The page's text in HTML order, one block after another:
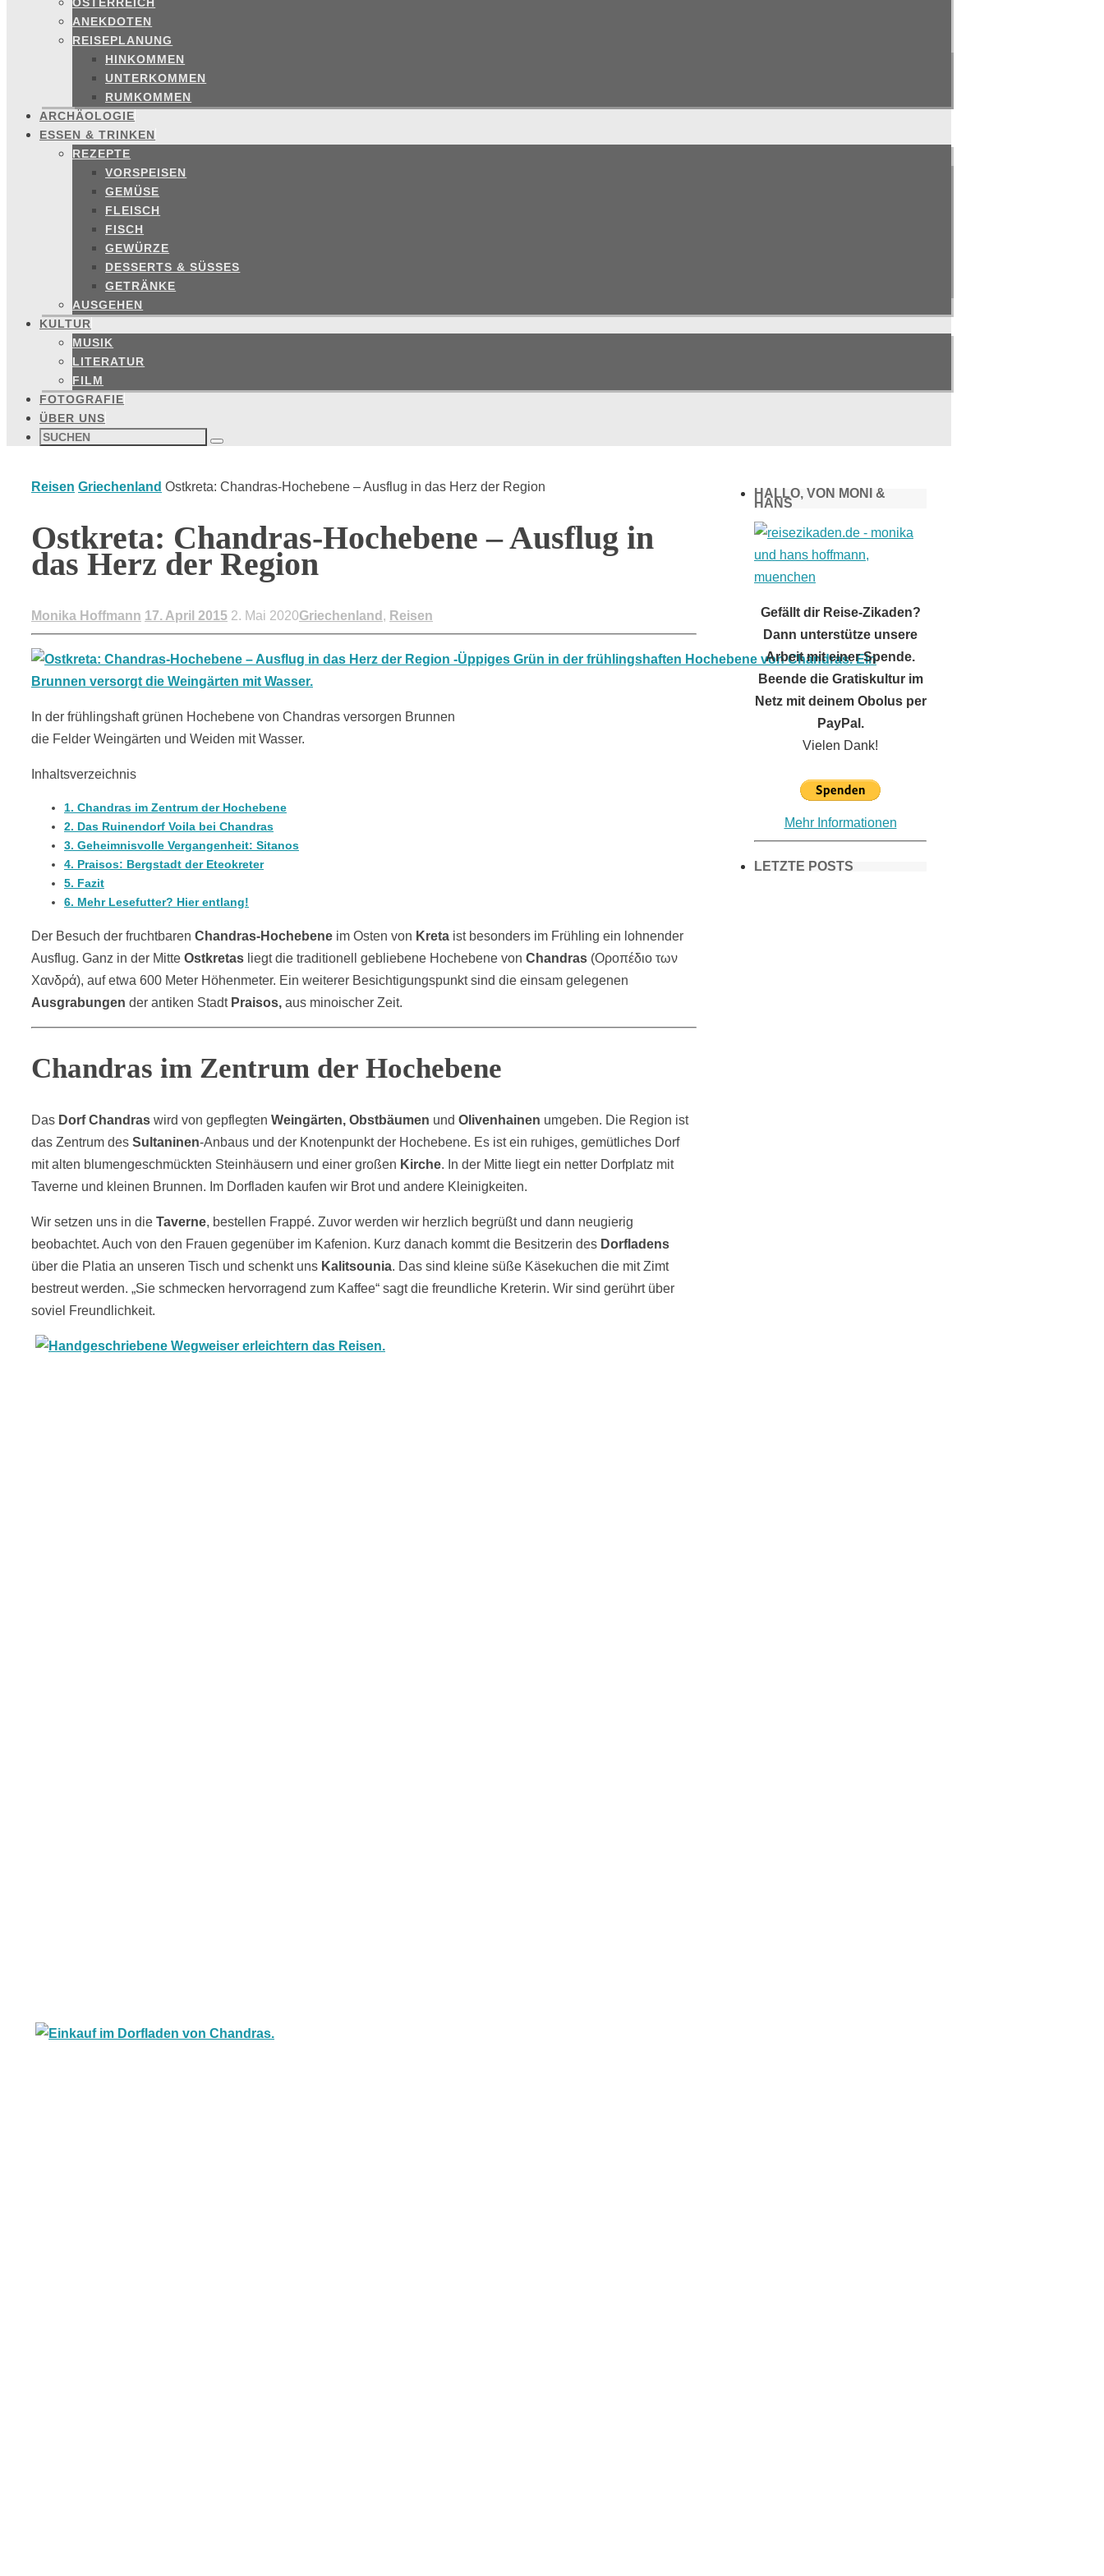
ANEKDOTEN
REISEPLANUNG
HINKOMMEN
UNTERKOMMEN
RUMKOMMEN
ARCHÄOLOGIE
ESSEN & TRINKEN
REZEPTE
VORSPEISEN
GEMÜSE
FLEISCH
FISCH
GEWÜRZE
DESSERTS & SÜSSES
GETRÄNKE
AUSGEHEN
KULTUR
MUSIK
LITERATUR
FILM
FOTOGRAFIE
ÜBER UNS
Suchen
nach: Suchen
Start
Reisen Griechenland Ostkreta: Chandras-Hochebene – Ausflug in das Herz der Region
Ostkreta: Chandras-Hochebene – Ausflug in
das Herz der Region
Monika Hoffmann 17. April 2015 2. Mai 2020Griechenland , Reisen
In der frühlingshaft grünen Hochebene von Chandras versorgen Brunnen
die Felder Weingärten und Weiden mit Wasser.
Inhaltsverzeichnis
1. Chandras im Zentrum der Hochebene
2. Das Ruinendorf Voila bei Chandras
3. Geheimnisvolle Vergangenheit: Sitanos
4. Praisos: Bergstadt der Eteokreter
5. Fazit
6. Mehr Lesefutter? Hier entlang!
Der Besuch der fruchtbaren Chandras-Hochebene im Osten von Kreta ist besonders im Frühling ein lohnender
Ausflug. Ganz in der Mitte Ostkretas liegt die traditionell gebliebene Hochebene von Chandras (Oροπέδιο των
Χανδρά), auf etwa 600 Meter Höhenmeter. Ein weiterer Besichtigungspunkt sind die einsam gelegenen
Ausgrabungen der antiken Stadt Praisos, aus minoischer Zeit.
Chandras im Zentrum der Hochebene
Das Dorf Chandras wird von gepflegten Weingärten, Obstbäumen und Olivenhainen umgeben. Die Region ist
das Zentrum des Sultaninen-Anbaus und der Knotenpunkt der Hochebene. Es ist ein ruhiges, gemütliches Dorf
mit alten blumengeschmückten Steinhäusern und einer großen Kirche. In der Mitte liegt ein netter Dorfplatz mit
Taverne und kleinen Brunnen. Im Dorfladen kaufen wir Brot und andere Kleinigkeiten.
Wir setzen uns in die Taverne, bestellen Frappé. Zuvor werden wir herzlich begrüßt und dann neugierig
beobachtet. Auch von den Frauen gegenüber im Kafenion. Kurz danach kommt die Besitzerin des Dorfladens
über die Platia an unseren Tisch und schenkt uns Kalitsounia. Das sind kleine süße Käsekuchen die mit Zimt
bestreut werden. „Sie schmecken hervorragend zum Kaffee“ sagt die freundliche Kreterin. Wir sind gerührt über
soviel Freundlichkeit.
HALLO, VON MONI &
HANS
Gefällt dir Reise-Zikaden?
Dann unterstütze unsere
Arbeit mit einer Spende.
Beende die Gratiskultur im
Netz mit deinem Obolus per
PayPal.
Vielen Dank!
Mehr Informationen
LETZTE POSTS